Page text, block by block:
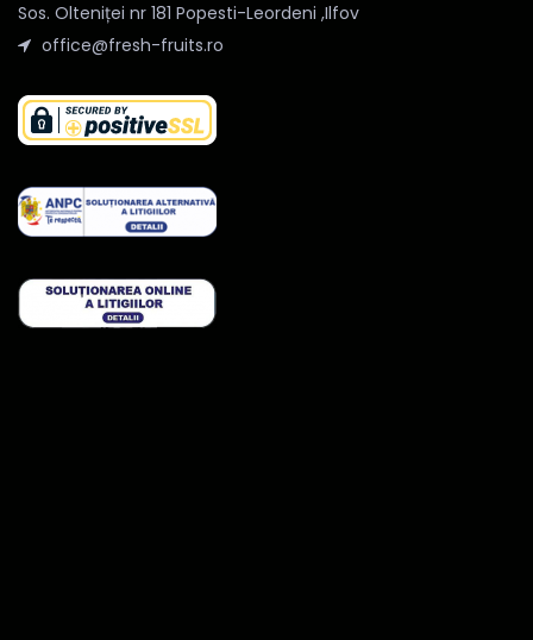
Sos. Olteniței nr 181 Popesti-Leordeni ,Ilfov
office@fresh-fruits.ro